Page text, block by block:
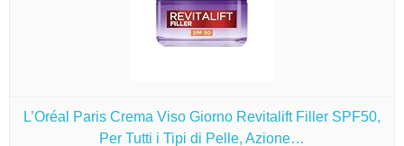
L’Oréal Paris Crema Viso Giorno Revitalift Filler SPF50,
Per Tutti i Tipi di Pelle, Azione…